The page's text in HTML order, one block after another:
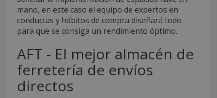
mano, en este caso el equipo de expertos en
conductas y hábitos de compra diseñará todo
para que se consiga un rendimiento óptimo.
AFT - El mejor almacén de
ferretería de envíos
directos